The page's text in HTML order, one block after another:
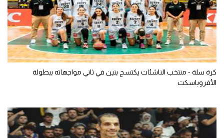
كرة سلة - منتخب الناشئات يكتسح بنين في ثاني مواجهاته ببطولة
الأفروباسكت